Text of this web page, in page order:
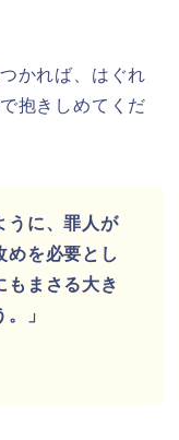
かれば、はぐれ
抱きしめてくだ
うに、罪人が
めを必要とし
もまさる大き
」